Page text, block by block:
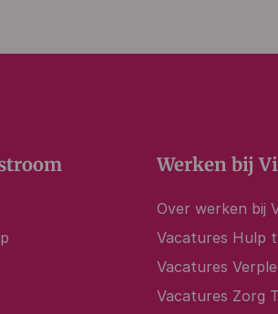
Werken bij
Over werken bij
Vacatures Hulp
Vacatures
Vacatures Zorg